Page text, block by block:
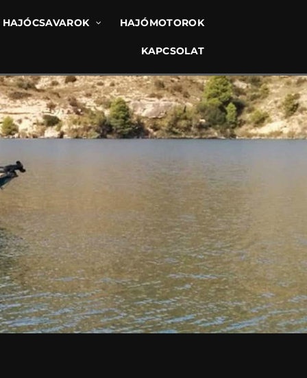
HAJÓCSAVAROK HAJÓMOTOROK
KAPCSOLAT